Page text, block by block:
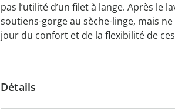
pas l’utilité d’un filet à lange. Après le
soutiens-gorge au sèche-linge, mais
jour du confort et de la flexibilité de
Détails